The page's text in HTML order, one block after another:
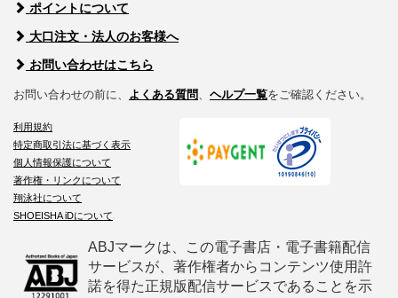
ポイントについて
大口注文・法人のお客様へ
お問い合わせはこちら
お問い合わせの前に、 よくある質問、 ヘルプ一覧をご確認ください。
利用規約
特定商取引法に基づく表示
個人情報保護について
著作権・リンクについて
翔泳社について
SHOEISHA iDについて
ABJマークは、この電子書店・電子書籍配信
サービスが、著作権者からコンテンツ使用許
諾を得た正規版配信サービスであることを示